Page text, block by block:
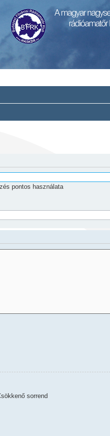
pontos használata
sorrend